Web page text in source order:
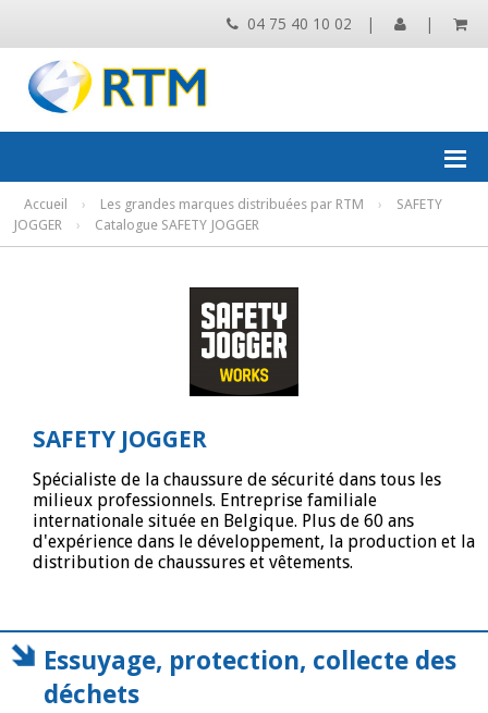
04 75 40 10 02 | |
Accueil › Les grandes marques distribuées par RTM ›
SAFETY
JOGGER
› Catalogue SAFETY JOGGER
SAFETY JOGGER
Spécialiste de la chaussure de sécurité dans tous les
milieux professionnels. Entreprise familiale
internationale située en Belgique. Plus de 60 ans
d'expérience dans le développement, la production et la
distribution de chaussures et vêtements.
Essuyage, protection, collecte des
déchets